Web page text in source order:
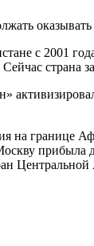
с 2001 года,
страна
на границе
прибыла